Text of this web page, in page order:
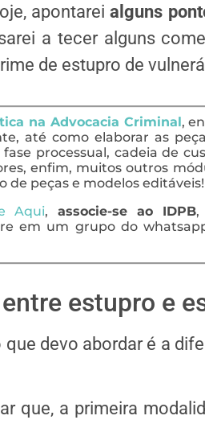
apontareialguns
a tecer alguns
de estupro de
na Advocacia Criminal,
até como elaborar as
processual, cadeia de
enfim, muitos outros
de peças e modelos
Aqui, associe-se ao IDPB,
em um grupo do
estupro e
devo abordar é a
que, a primeira